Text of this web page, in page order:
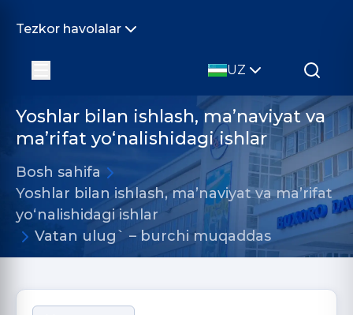
Tezkor havolalar
UZ
Yoshlar bilan ishlash, ma’naviyat va
ma’rifat yo‘nalishidagi ishlar
Bosh sahifa
Yoshlar bilan ishlash, ma’naviyat va ma’rifat
yo‘nalishidagi ishlar
Vatan ulug` – burchi muqaddas